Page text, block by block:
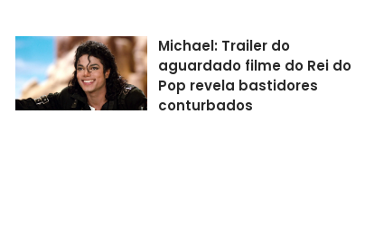
Michael: Trailer do
aguardado filme do Rei do
Pop revela bastidores
conturbados